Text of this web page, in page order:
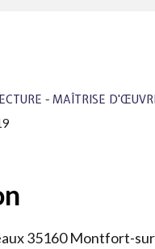
- MAÎTRISE
35160 Montfort-